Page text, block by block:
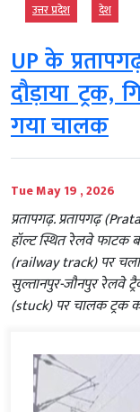
उत्तर प्रदेश देश
UP के
दौड़ाया ट्रक,
गया चालक
Tue May 19 , 2026
प्रतापगढ़. प्रतापगढ़
हॉल्ट स्थित रेलवे फाटक
(railway track) पर
सुल्तानपुर-जौनपुर रेलवे
(stuck) पर चालक ट्रक